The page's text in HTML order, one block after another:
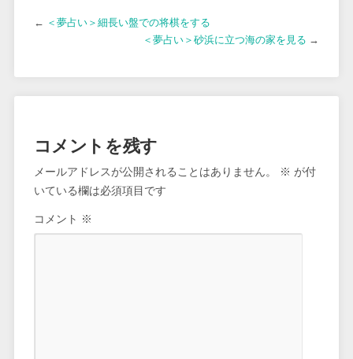
← ＜夢占い＞細長い盤での将棋をする
＜夢占い＞砂浜に立つ海の家を見る →
コメントを残す
メールアドレスが公開されることはありません。 ※ が付
いている欄は必須項目です
コメント ※